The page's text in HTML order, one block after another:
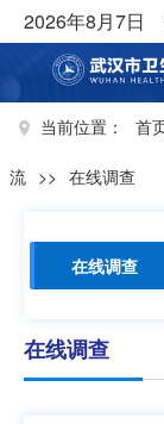
2026年8月7日
当前位置： 首
流 >> 在线调查
在线调查
在线调查